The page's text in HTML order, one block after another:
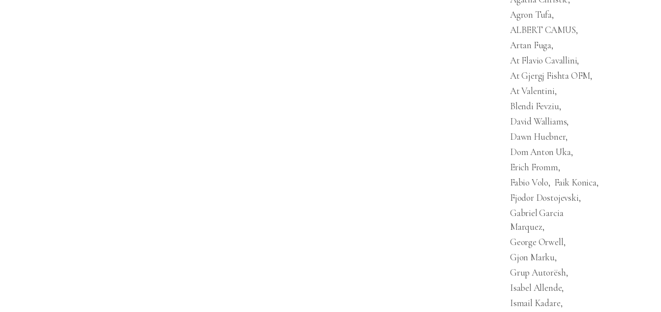
Agron Tufa
ALBERT CAMUS
Artan Fuga
At Flavio Cavallini
At Gjergj Fishta OFM
At Valentini
Blendi Fevziu
David Walliams
Dawn Huebner
Dom Anton Uka
Erich Fromm
Fabio Volo
Faik Konica
Fjodor Dostojevski
Gabriel Garcia
Marquez
George Orwell
Gjon Marku
Grup Autorësh
Isabel Allende
Ismail Kadare